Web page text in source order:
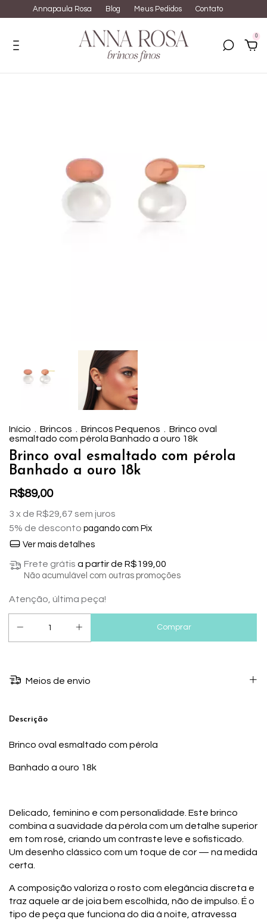
Annapaula Rosa Blog Meus Pedidos Contato
0
Início Brincos Brincos Pequenos
Brinco oval
esmaltado com pérola Banhado a ouro 18k
Brinco oval esmaltado com pérola
Banhado a ouro 18k
R$89,00
3 x de R$29,67 sem juros
5% de desconto pagando com Pix
Ver mais detalhes
Frete grátis a partir deR$199,00
Não acumulável com outras promoções
Atenção, última peça!
Meios de envio
Descrição
Brinco oval esmaltado com pérola
Banhado a ouro 18k
Delicado, feminino e com personalidade. Este brinco
combina a suavidade da pérola com um detalhe superior
em tom rosé, criando um contraste leve e sofisticado.
Um desenho clássico com um toque de cor — na medida
certa.
A composição valoriza o rosto com elegância discreta e
traz aquele ar de joia bem escolhida, não de impulso. É o
tipo de peça que funciona do dia à noite, atravessa